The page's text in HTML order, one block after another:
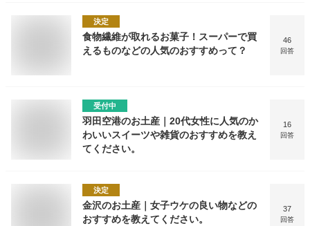
決定
食物繊維が取れるお菓子！スーパーで買
えるものなどの人気のおすすめって？
46
回答
受付中
羽田空港のお土産｜20代女性に人気のか
わいいスイーツや雑貨のおすすめを教え
てください。
16
回答
決定
金沢のお土産｜女子ウケの良い物などの
おすすめを教えてください。
37
回答